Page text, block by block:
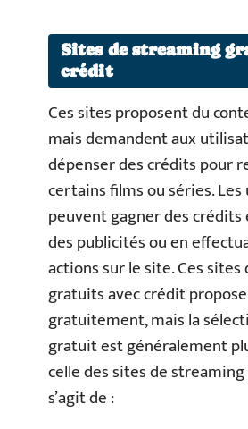
Sites de streaming
crédit
Ces sites proposent du
mais demandent aux
dépenser des crédits pour
certains films ou séries.
peuvent gagner des
des publicités ou en
actions sur le site. Ces
gratuits avec crédit
gratuitement, mais la
gratuit est généralement
celle des sites de streaming
s’agit de :